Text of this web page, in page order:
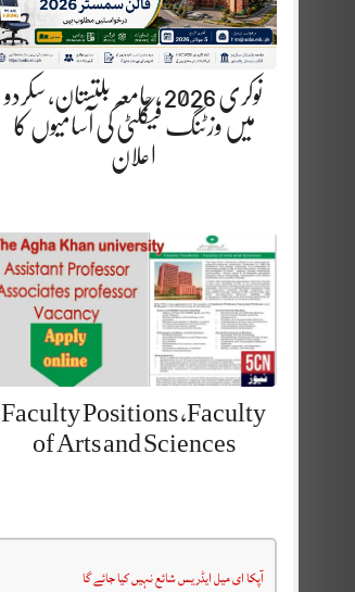
نوکری 2026 ، جامعہ بلتستان، سکردو
میں وزٹنگ فیکلٹی کی آسامیوں کا
اعلان
Faculty Positions ,Faculty
of Arts and Sciences
آپکا ای میل ایڈریس شائع نہیں کیا جائے گا